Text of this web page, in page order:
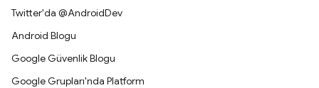
Twitter'da @AndroidDev
Android Blogu
Google Güvenlik Blogu
Google Grupları'nda Platform